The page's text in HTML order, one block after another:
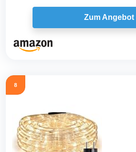
Außenbereich
Zum Angebot
8